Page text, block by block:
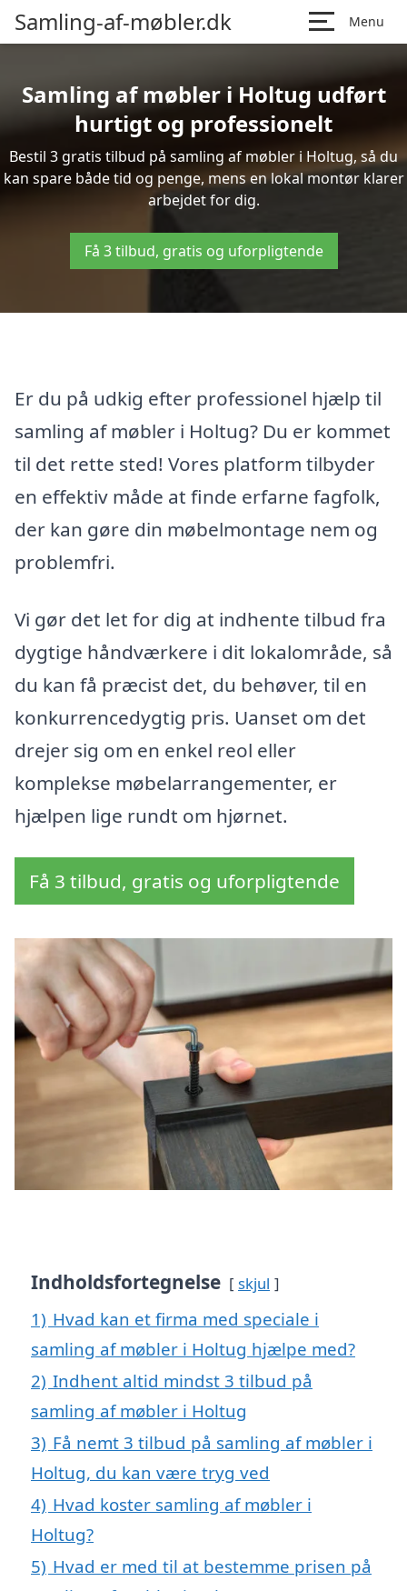
Samling-af-møbler.dk Menu
Samling af møbler i Holtug udført
hurtigt og professionelt
Bestil 3 gratis tilbud på samling af møbler i Holtug, så du
kan spare både tid og penge, mens en lokal montør klarer
arbejdet for dig.
Få 3 tilbud, gratis og uforpligtende
Er du på udkig efter professionel hjælp til
samling af møbler i Holtug? Du er kommet
til det rette sted! Vores platform tilbyder
en effektiv måde at finde erfarne fagfolk,
der kan gøre din møbelmontage nem og
problemfri.
Vi gør det let for dig at indhente tilbud fra
dygtige håndværkere i dit lokalområde, så
du kan få præcist det, du behøver, til en
konkurrencedygtig pris. Uanset om det
drejer sig om en enkel reol eller
komplekse møbelarrangementer, er
hjælpen lige rundt om hjørnet.
Få 3 tilbud, gratis og uforpligtende
Indholdsfortegnelse skjul
1) Hvad kan et firma med speciale i
samling af møbler i Holtug hjælpe med?
2) Indhent altid mindst 3 tilbud på
samling af møbler i Holtug
3) Få nemt 3 tilbud på samling af møbler i
Holtug, du kan være tryg ved
4) Hvad koster samling af møbler i
Holtug?
5) Hvad er med til at bestemme prisen på